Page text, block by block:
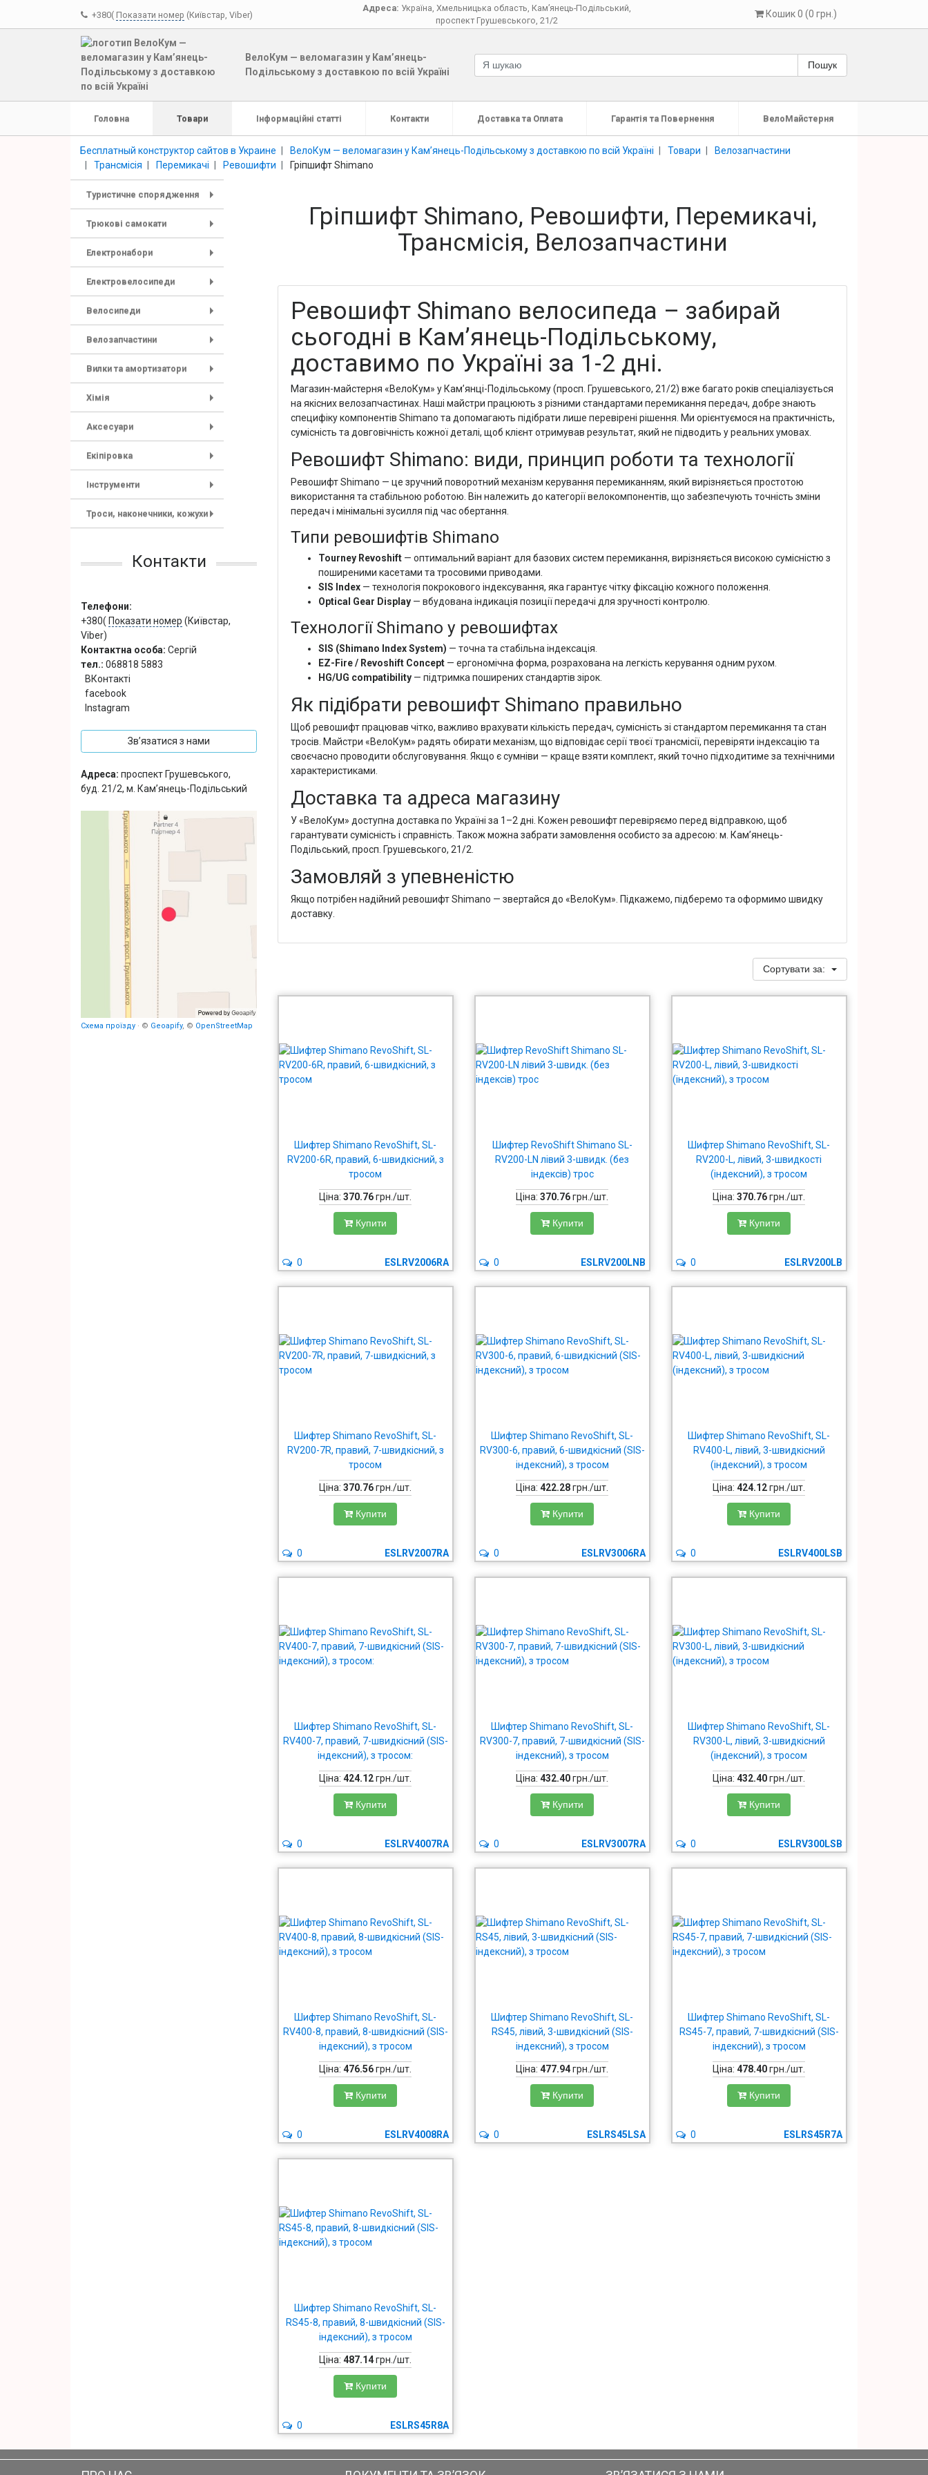
+380( Показати номер (Київстар, Viber)
Адреса: Україна Хмельницька область Кам’янець-Подільський
проспект Грушевського, 21/2
Кошик 0 (0 грн.)
ВелоКум — веломагазин у Кам’янець-
Подільському з доставкою по всій Україні
Пошук
Головна Товари Інформаційні статті Контакти Доставка та Оплата Гарантія та Повернення ВелоМайстерня
Бесплатный конструктор сайтов в Украине ВелоКум — веломагазин у Кам’янець-Подільському з доставкою по всій Україні Товари
Велозапчастини
Трансмісія
Перемикачі Ревошифти Гріпшифт Shimano
Туристичне спорядження
Трюкові самокати
Електронабори
Електровелосипеди
Велосипеди
Велозапчастини
Вилки та амортизатори
Хімія
Аксесуари
Екіпіровка
Інструменти
Троси, наконечники, кожухи
Контакти
Телефони:
+380( Показати номер (Київстар,
Viber)
Контактна особа: Сергій
тел.: 068818 5883
ВКонтакті
facebook
Instagram
Зв’язатися з нами
Адреса: проспект Грушевського,
буд. 21/2, м. Кам’янець-Подільський
Схема проїзду · © Geoapify, © OpenStreetMap
Гріпшифт Shimano, Ревошифти, Перемикачі,
Трансмісія, Велозапчастини
Ревошифт Shimano велосипеда – забирай
сьогодні в Кам’янець-Подільському,
доставимо по Україні за 1-2 дні.
Магазин-майстерня «ВелоКум» у Кам’янці-Подільському (просп. Грушевського, 21/2) вже багато років спеціалізується
на якісних велозапчастинах. Наші майстри працюють з різними стандартами перемикання передач, добре знають
специфіку компонентів Shimano та допомагають підібрати лише перевірені рішення. Ми орієнтуємося на практичність,
сумісність та довговічність кожної деталі, щоб клієнт отримував результат, який не підводить у реальних умовах.
Ревошифт Shimano: види, принцип роботи та технології
Ревошифт Shimano — це зручний поворотний механізм керування перемиканням, який вирізняється простотою
використання та стабільною роботою. Він належить до категорії велокомпонентів, що забезпечують точність зміни
передач і мінімальні зусилля під час обертання.
Типи ревошифтів Shimano
Tourney Revoshift— оптимальний варіант для базових систем перемикання, вирізняється високою сумісністю з
поширеними касетами та тросовими приводами.
SIS Index— технологія покрокового індексування, яка гарантує чітку фіксацію кожного положення.
Optical Gear Display— вбудована індикація позиції передачі для зручності контролю.
Технології Shimano у ревошифтах
SIS (Shimano Index System) — точна та стабільна індексація.
EZ-Fire / Revoshift Concept— ергономічна форма, розрахована на легкість керування одним рухом.
HG/UG compatibility— підтримка поширених стандартів зірок.
Як підібрати ревошифт Shimano правильно
Щоб ревошифт працював чітко, важливо врахувати кількість передач, сумісність зі стандартом перемикання та стан
тросів. Майстри «ВелоКум» радять обирати механізм, що відповідає серії твоєї трансмісії, перевіряти індексацію та
своєчасно проводити обслуговування. Якщо є сумніви — краще взяти комплект, який точно підходитиме за технічними
характеристиками.
Доставка та адреса магазину
У «ВелоКум» доступна доставка по Україні за 1–2 дні. Кожен ревошифт перевіряємо перед відправкою, щоб
гарантувати сумісність і справність. Також можна забрати замовлення особисто за адресою: м. Кам’янець-
Подільський, просп. Грушевського, 21/2.
Замовляй з упевненістю
Якщо потрібен надійний ревошифт Shimano — звертайся до «ВелоКум». Підкажемо, підберемо та оформимо швидку
доставку.
Сортувати за:
Шифтер Shimano RevoShift, SL-
RV200-6R, правий, 6-швидкісний, з
тросом
Ціна:370.76грн./шт.
Купити
ESLRV2006RA
0
Шифтер RevoShift Shimano SL-
RV200-LN лівий 3-швидк. (без
індексів) трос
Ціна:370.76грн./шт.
Купити
ESLRV200LNB
0
Шифтер Shimano RevoShift, SL-
RV200-L, лівий, 3-швидкості
(індексний), з тросом
Ціна:370.76грн./шт.
Купити
ESLRV200LB
0
Шифтер Shimano RevoShift, SL-
RV200-7R, правий, 7-швидкісний, з
тросом
Ціна:370.76грн./шт.
Купити
ESLRV2007RA
0
Шифтер Shimano RevoShift, SL-
RV300-6, правий, 6-швидкісний (SIS-
індексний), з тросом
Ціна:422.28грн./шт.
Купити
ESLRV3006RA
0
Шифтер Shimano RevoShift, SL-
RV400-L, лівий, 3-швидкісний
(індексний), з тросом
Ціна:424.12грн./шт.
Купити
ESLRV400LSB
0
Шифтер Shimano RevoShift, SL-
RV400-7, правий, 7-швидкісний (SIS-
індексний), з тросом:
Ціна:424.12грн./шт.
Купити
ESLRV4007RA
0
Шифтер Shimano RevoShift, SL-
RV300-7, правий, 7-швидкісний (SIS-
індексний), з тросом
Ціна:432.40грн./шт.
Купити
ESLRV3007RA
0
Шифтер Shimano RevoShift, SL-
RV300-L, лівий, 3-швидкісний
(індексний), з тросом
Ціна:432.40грн./шт.
Купити
ESLRV300LSB
0
Шифтер Shimano RevoShift, SL-
RV400-8, правий, 8-швидкісний (SIS-
індексний), з тросом
Ціна:476.56грн./шт.
Купити
ESLRV4008RA
0
Шифтер Shimano RevoShift, SL-
RS45, лівий, 3-швидкісний (SIS-
індексний), з тросом
Ціна:477.94грн./шт.
Купити
ESLRS45LSA
0
Шифтер Shimano RevoShift, SL-
RS45-7, правий, 7-швидкісний (SIS-
індексний), з тросом
Ціна:478.40грн./шт.
Купити
ESLRS45R7A
0
Шифтер Shimano RevoShift, SL-
RS45-8, правий, 8-швидкісний (SIS-
індексний), з тросом
Ціна:487.14грн./шт.
Купити
ESLRS45R8A
0